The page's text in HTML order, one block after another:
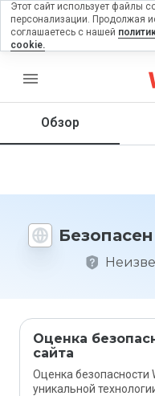
menu
Обзор
Оценка
сайта
Оценка безопасности
уникальной
на
Как бы
этот
1 до 5?
Этот сайт использует файлы
персонализации. Продолжая
соглашаетесь с нашей
cookie.